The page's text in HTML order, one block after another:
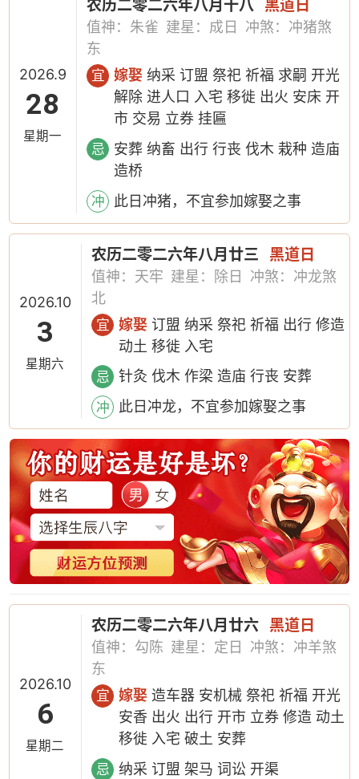
2026.9
28
星期一
农历二零二六年八月十八 黑道日
值神：朱雀 建星：成日
冲煞：冲猪煞
东
宜 嫁娶 纳采 订盟 祭祀 祈福 求嗣 开光
解除 进人口 入宅 移徙 出火 安床 开
市 交易 立券 挂匾
忌
安葬 纳畜 出行 行丧 伐木 栽种 造庙
造桥
冲 此日冲猪，不宜参加嫁娶之事
2026.10
3
星期六
农历二零二六年八月廿三 黑道日
值神：天牢 建星：除日
冲煞：冲龙煞
北
宜 嫁娶 订盟 纳采 祭祀 祈福 出行 修造
动土 移徙 入宅
忌 针灸 伐木 作梁 造庙 行丧 安葬
冲 此日冲龙，不宜参加嫁娶之事
2026.10
6
星期二
农历二零二六年八月廿六 黑道日
值神：勾陈 建星：定日
冲煞：冲羊煞
东
宜 嫁娶 造车器 安机械 祭祀 祈福 开光
安香 出火 出行 开市 立券 修造 动土
移徙 入宅 破土 安葬
忌 纳采 订盟 架马 词讼 开渠